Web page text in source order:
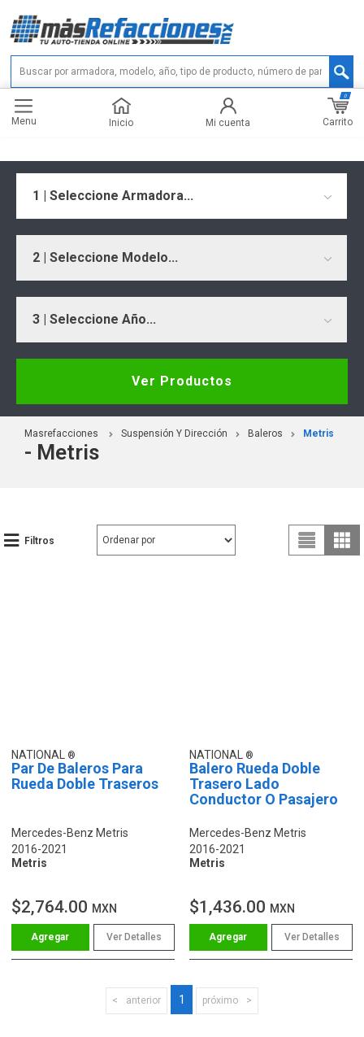
Menu Inicio Mi cuenta Carrito
0
1 | Seleccione Armadora...
2 | Seleccione Modelo...
3 | Seleccione Año...
Ver Productos
Masrefacciones Suspensión Y Dirección Baleros Metris
- Metris
Filtros
NATIONAL
Par De Baleros Para
Rueda Doble Traseros
Mercedes-Benz Metris
2016-2021
Metris
$2,764.00 MXN
Ver Detalles
NATIONAL
Balero Rueda Doble
Trasero Lado
Conductor O Pasajero
Mercedes-Benz Metris
2016-2021
Metris
$1,436.00 MXN
Ver Detalles
anterior 1 próximo